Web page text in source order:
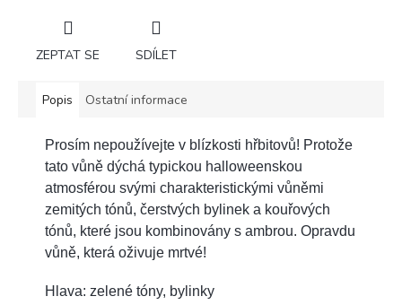
ZEPTAT SE SDÍLET
Popis Ostatní informace
Prosím nepoužívejte v blízkosti hřbitovů! Protože
tato vůně dýchá typickou halloweenskou
atmosférou svými charakteristickými vůněmi
zemitých tónů, čerstvých bylinek a kouřových
tónů, které jsou kombinovány s ambrou. Opravdu
vůně, která oživuje mrtvé!
Hlava: zelené tóny, bylinky